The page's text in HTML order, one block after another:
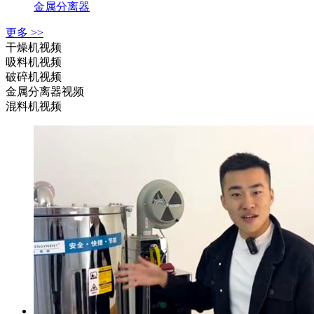
金属分离器
更多 >>
干燥机视频
吸料机视频
破碎机视频
金属分离器视频
混料机视频